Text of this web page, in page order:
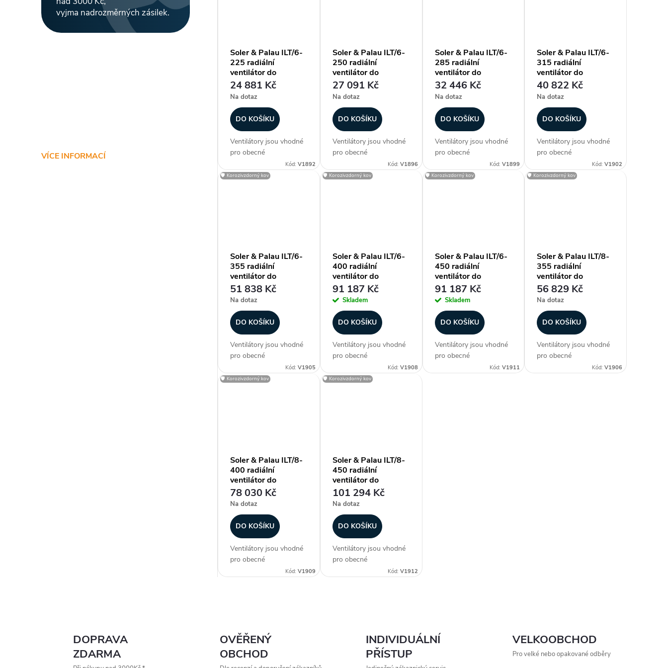
vyjma nadrozměrných zásilek.
VÍCE INFORMACÍ
Soler & Palau ILT/6-
225 radiální
ventilátor do
čtyřhranného potrubí
24 881 Kč
Na dotaz
DO KOŠÍKU
Ventilátory jsou vhodné
pro obecné
aplikace, kde se s
Kód: V1892
Soler & Palau ILT/6-
250 radiální
ventilátor do
čtyřhranného potrubí
27 091 Kč
Na dotaz
DO KOŠÍKU
Ventilátory jsou vhodné
pro obecné
aplikace, kde se s
Kód: V1896
Soler & Palau ILT/6-
285 radiální
ventilátor do
čtyřhranného potrubí
32 446 Kč
Na dotaz
DO KOŠÍKU
Ventilátory jsou vhodné
pro obecné
vzduchotechnické
aplikace, kde se s
Kód:V1899
Soler & Palau ILT/6-
315 radiální
ventilátor do
čtyřhranného potrubí
40 822 Kč
Na dotaz
DO KOŠÍKU
Ventilátory jsou vhodné
pro obecné
vzduchotechnické
aplikace, kde se s
Kód: V1902
🛡️ Korozivzdorný kov
Soler & Palau ILT/6-
355 radiální
ventilátor do
čtyřhranného potrubí
51 838 Kč
Na dotaz
DO KOŠÍKU
Ventilátory jsou vhodné
pro obecné
aplikace, kde se s
Kód: V1905
🛡️ Korozivzdorný kov
Soler & Palau ILT/6-
400 radiální
ventilátor do
čtyřhranného potrubí
91 187 Kč
Skladem
DO KOŠÍKU
Ventilátory jsou vhodné
pro obecné
aplikace, kde se s
Kód: V1908
🛡️ Korozivzdorný kov
Soler & Palau ILT/6-
450 radiální
ventilátor do
čtyřhranného potrubí
91 187 Kč
Skladem
DO KOŠÍKU
Ventilátory jsou vhodné
pro obecné
vzduchotechnickéKód:V1911
🛡️ Korozivzdorný kov
Soler & Palau ILT/8-
355 radiální
ventilátor do
čtyřhranného potrubí
56 829 Kč
Na dotaz
DO KOŠÍKU
Ventilátory jsou vhodné
pro obecné
vzduchotechnickéKód: V1906
🛡️ Korozivzdorný kov
Soler & Palau ILT/8-
400 radiální
ventilátor do
čtyřhranného potrubí
78 030 Kč
Na dotaz
DO KOŠÍKU
Ventilátory jsou vhodné
pro obecné
vyšší pracovní...
Kód: V1909
🛡️ Korozivzdorný kov
Soler & Palau ILT/8-
450 radiální
ventilátor do
čtyřhranného potrubí
101 294 Kč
Na dotaz
DO KOŠÍKU
Ventilátory jsou vhodné
pro obecné
vyšší pracovní...
Kód: V1912
v
l
DOPRAVA
ZDARMA
OVĚŘENÝ
OBCHOD
INDIVIDUÁLNÍ
PŘÍSTUP
VELKOOBCHOD
Pro velké nebo opakované odběry